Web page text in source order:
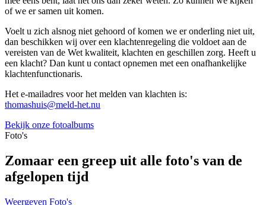
of we er samen uit komen.
Voelt u zich alsnog niet gehoord of komen we er onderling niet uit,
dan beschikken wij over een klachtenregeling die voldoet aan de
vereisten van de Wet kwaliteit, klachten en geschillen zorg. Heeft u
een klacht? Dan kunt u contact opnemen met een onafhankelijke
klachtenfunctionaris.
Het e-mailadres voor het melden van klachten is:
thomashuis@meld-het.nu
Bekijk onze fotoalbums
Foto's
Zomaar een greep uit alle foto's van de
afgelopen tijd
Weergeven Foto's